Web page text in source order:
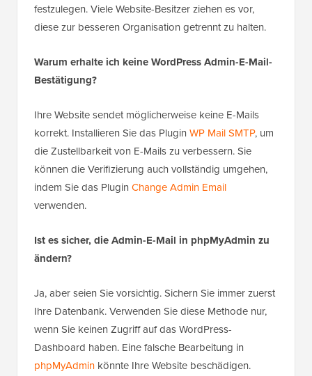
festzulegen. Viele Website-Besitzer ziehen es vor,
diese zur besseren Organisation getrennt zu halten.
Warum erhalte ich keine WordPress Admin-E-Mail-
Bestätigung?
Ihre Website sendet möglicherweise keine E-Mails
korrekt. Installieren Sie das Plugin WP Mail SMTP, um
die Zustellbarkeit von E-Mails zu verbessern. Sie
können die Verifizierung auch vollständig umgehen,
indem Sie das Plugin Change Admin Email
verwenden.
Ist es sicher, die Admin-E-Mail in phpMyAdmin zu
ändern?
Ja, aber seien Sie vorsichtig. Sichern Sie immer zuerst
Ihre Datenbank. Verwenden Sie diese Methode nur,
wenn Sie keinen Zugriff auf das WordPress-
Dashboard haben. Eine falsche Bearbeitung in
phpMyAdmin könnte Ihre Website beschädigen.